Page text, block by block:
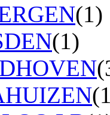
(1)
(1)